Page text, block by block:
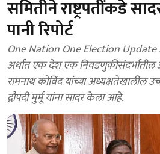
समितीने राष्ट्रपतींकडे
पानी रिपोर्ट
One Nation One Election
अर्थात एक देश एक निवडणुकीसंदर्भातील
रामनाथ कोविंद यांच्या अध्यक्षतेखालील
द्रौपदी मुर्मू यांना सादर केला आहे.